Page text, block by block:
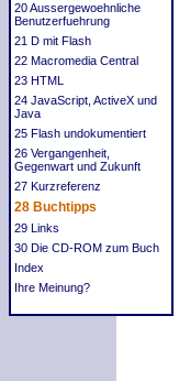
20 Aussergewoehnliche
Benutzerfuehrung
21 D mit Flash
22 Macromedia Central
23 HTML
24 JavaScript, ActiveX und
Java
25 Flash undokumentiert
26 Vergangenheit,
Gegenwart und Zukunft
27 Kurzreferenz
28 Buchtipps
29 Links
30 Die CD-ROM zum Buch
Index
Ihre Meinung?